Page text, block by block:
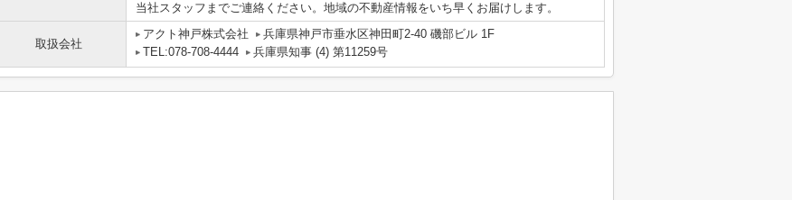
当社スタッフまでご連絡ください。地域の不動産情報をいち早くお届けします。
取扱会社
アクト神戸株式会社
兵庫県神戸市垂水区神田町2-40 磯部ビル 1F
TEL:078-708-4444
兵庫県知事 (4) 第11259号